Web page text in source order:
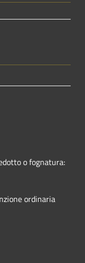
o fognatura:
ordinaria